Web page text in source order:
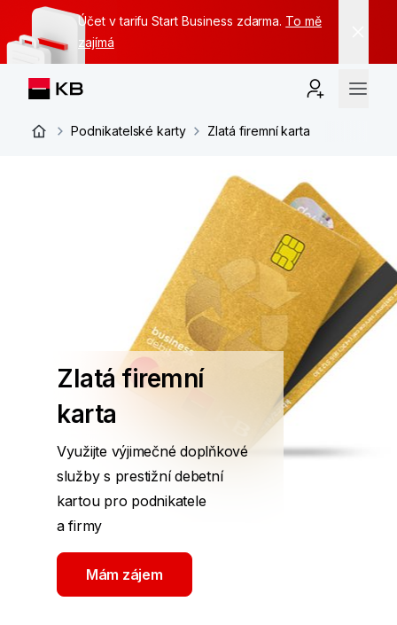
Účet v tarifu Start Business zdarma. To mě
zajímá
Podnikatelské karty Zlatá firemní karta
Zlatá firemní
karta
Využijte výjimečné doplňkové
služby s prestižní debetní
kartou pro podnikatele
a firmy
Mám zájem